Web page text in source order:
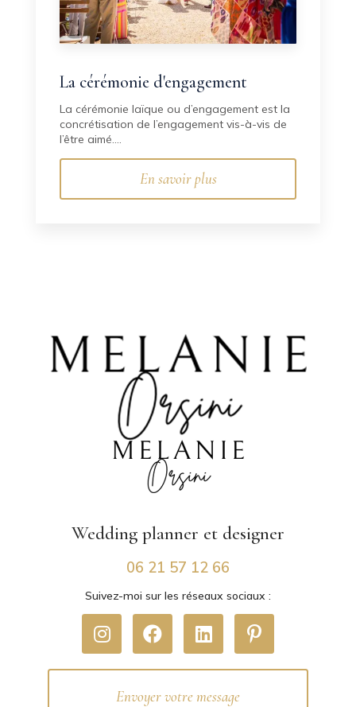
La cérémonie d'engagement
La cérémonie laïque ou d’engagement est la
concrétisation de l’engagement vis-à-vis de
l’être aimé....
En savoir plus
Wedding planner et designer
06 21 57 12 66
Suivez-moi sur les réseaux sociaux :
Envoyer votre message